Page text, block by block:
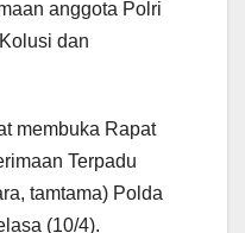
anggota Polri
dan
membuka Rapat
Terpadu
tamtama) Polda
(10/4).